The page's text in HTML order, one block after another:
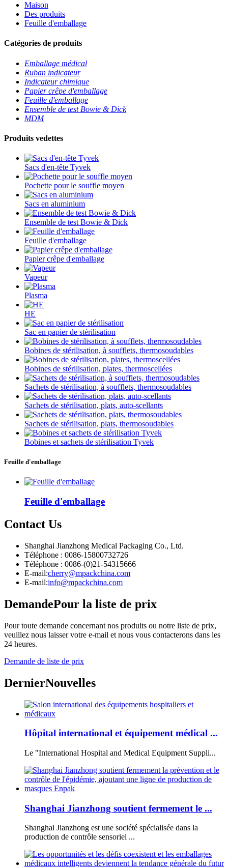
Maison
Des produits
Feuille d'emballage
Catégories de produits
Emballage médical
Ruban indicateur
Indicateur chimique
Papier crêpe d'emballage
Feuille d'emballage
Ensemble de test Bowie & Dick
MDM
Produits vedettes
Sacs d'en-tête Tyvek
Pochette pour le souffle moyen
Sacs en aluminium
Ensemble de test Bowie & Dick
Feuille d'emballage
Papier crêpe d'emballage
Vapeur
Plasma
HE
Sac en papier de stérilisation
Bobines de stérilisation, à soufflets, thermosoudables
Bobines de stérilisation, plates, thermoscellées
Sachets de stérilisation, à soufflets, thermosoudables
Sachets de stérilisation, plats, auto-scellants
Sachets de stérilisation, plats, thermosoudables
Bobines et sachets de stérilisation Tyvek
Feuille d'emballage
Feuille d'emballage
Contact Us
Shanghai Jianzhong Medical Packaging Co., Ltd.
Téléphone : 0086-15800732726
Téléphone : 0086-(0)21-54315666
E-mail:cherry@mpackchina.com
E-mail:info@mpackchina.com
DemandePour la liste de prix
Pour toute demande concernant nos produits ou notre liste de prix,
veuillez nous laisser votre e-mail et nous vous contacterons dans les
24 heures.
Demande de liste de prix
DernierNouvelles
Hôpital international et équipement médical ...
Le "International Hospital and Medical Equipment Suppli...
Shanghai Jianzhong soutient fermement le ...
Shanghai Jianzhong est une société spécialisée dans la
production de contrôle sensoriel ...